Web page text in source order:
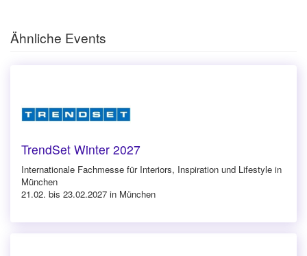
Ähnliche Events
TrendSet Winter 2027
Internationale Fachmesse für Interiors, Inspiration und Lifestyle in
München
21.02. bis 23.02.2027 in München